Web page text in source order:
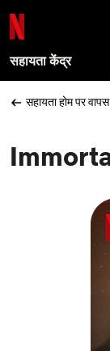
सहायता केंद्र
सहायता होम पर